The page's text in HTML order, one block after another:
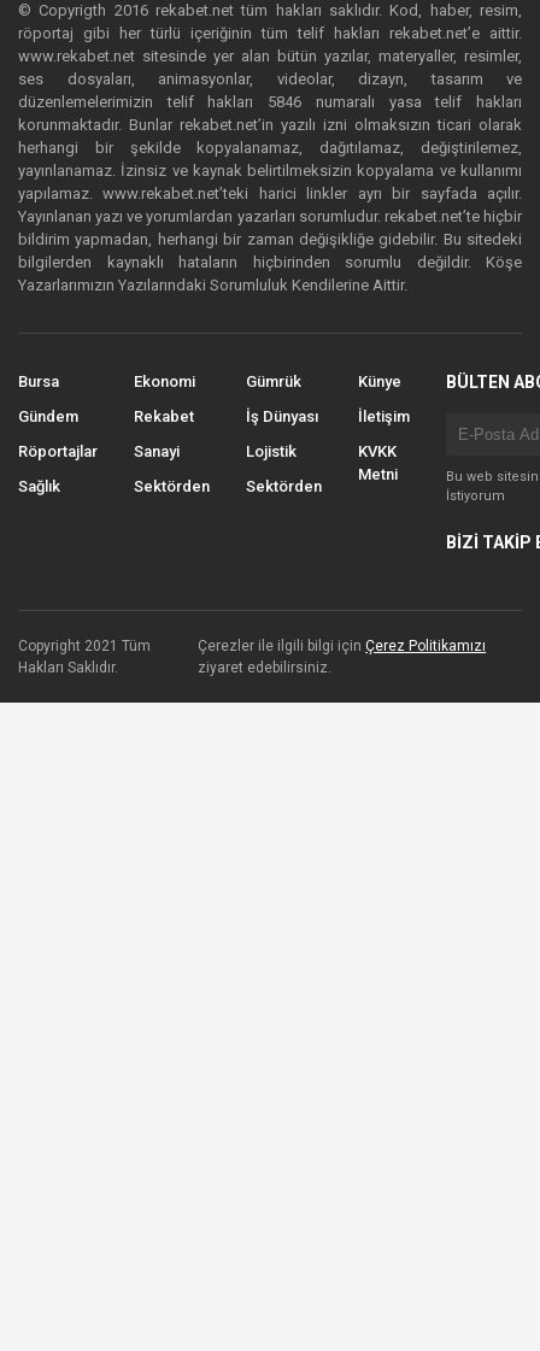
© Copyrigth 2016 rekabet.net tüm hakları saklıdır. Kod, haber, resim,
röportaj gibi her türlü içeriğinin tüm telif hakları rekabet.net’e aittir.
www.rekabet.net sitesinde yer alan bütün yazılar, materyaller, resimler,
ses dosyaları, animasyonlar, videolar, dizayn, tasarım ve
düzenlemelerimizin telif hakları 5846 numaralı yasa telif hakları
korunmaktadır. Bunlar rekabet.net’in yazılı izni olmaksızın ticari olarak
herhangi bir şekilde kopyalanamaz, dağıtılamaz, değiştirilemez,
yayınlanamaz. İzinsiz ve kaynak belirtilmeksizin kopyalama ve kullanımı
yapılamaz. www.rekabet.net’teki harici linkler ayrı bir sayfada açılır.
Yayınlanan yazı ve yorumlardan yazarları sorumludur. rekabet.net’te hiçbir
bildirim yapmadan, herhangi bir zaman değişikliğe gidebilir. Bu sitedeki
bilgilerden kaynaklı hataların hiçbirinden sorumlu değildir. Köşe
Yazarlarımızın Yazılarındaki Sorumluluk Kendilerine Aittir.
Bursa
Gündem
Röportajlar
Sağlık
Ekonomi
Rekabet
Sanayi
Sektörden
Gümrük
İş Dünyası
Lojistik
Sektörden
Künye
İletişim
KVKK
Metni
BÜLTEN
Bu web
İstiyorum
BİZİ TAKİP
Copyright 2021 Tüm
Hakları Saklıdır.
Çerezler ile ilgili bilgi içinÇerez Politikamızı
ziyaret edebilirsiniz.